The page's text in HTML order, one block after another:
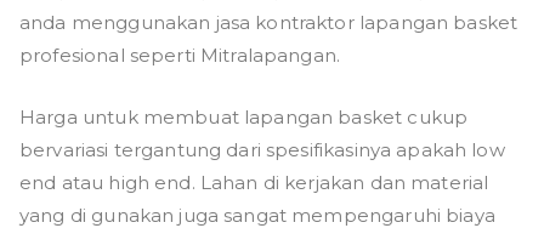
anda menggunakan jasa kontraktor lapangan basket
profesional seperti Mitralapangan.
Harga untuk membuat lapangan basket cukup
bervariasi tergantung dari spesifikasinya apakah low
end atau high end. Lahan di kerjakan dan material
yang di gunakan juga sangat mempengaruhi biaya